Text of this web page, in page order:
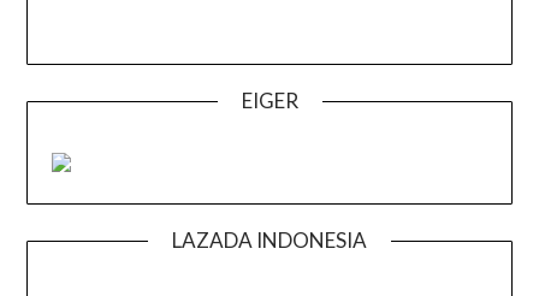
EIGER
LAZADA INDONESIA